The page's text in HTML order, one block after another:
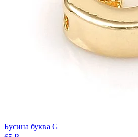
Бусина буква G